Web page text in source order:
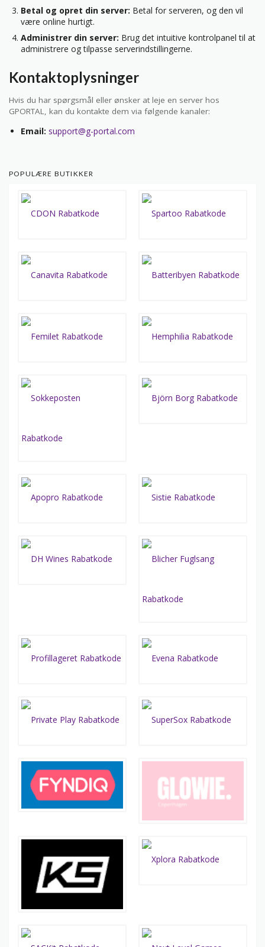
Betal og opret din server: Betal for serveren, og den vil
være online hurtigt.
Administrer din server: Brug det intuitive kontrolpanel til at
administrere og tilpasse serverindstillingerne.
Kontaktoplysninger
Hvis du har spørgsmål eller ønsker at leje en server hos
GPORTAL, kan du kontakte dem via følgende kanaler:
Email: support@g-portal.com
POPULÆRE BUTIKKER